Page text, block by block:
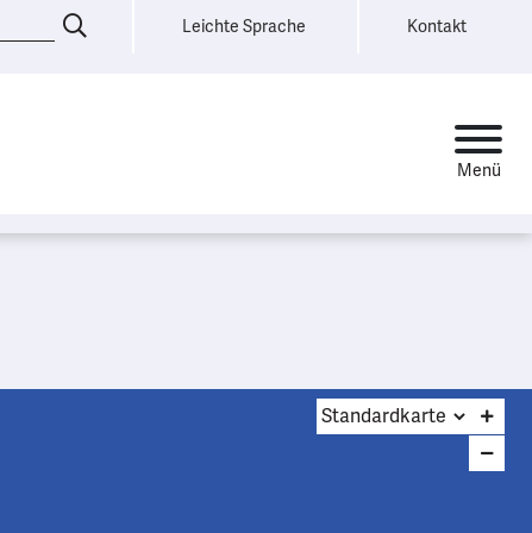
Leichte Sprache Kontakt